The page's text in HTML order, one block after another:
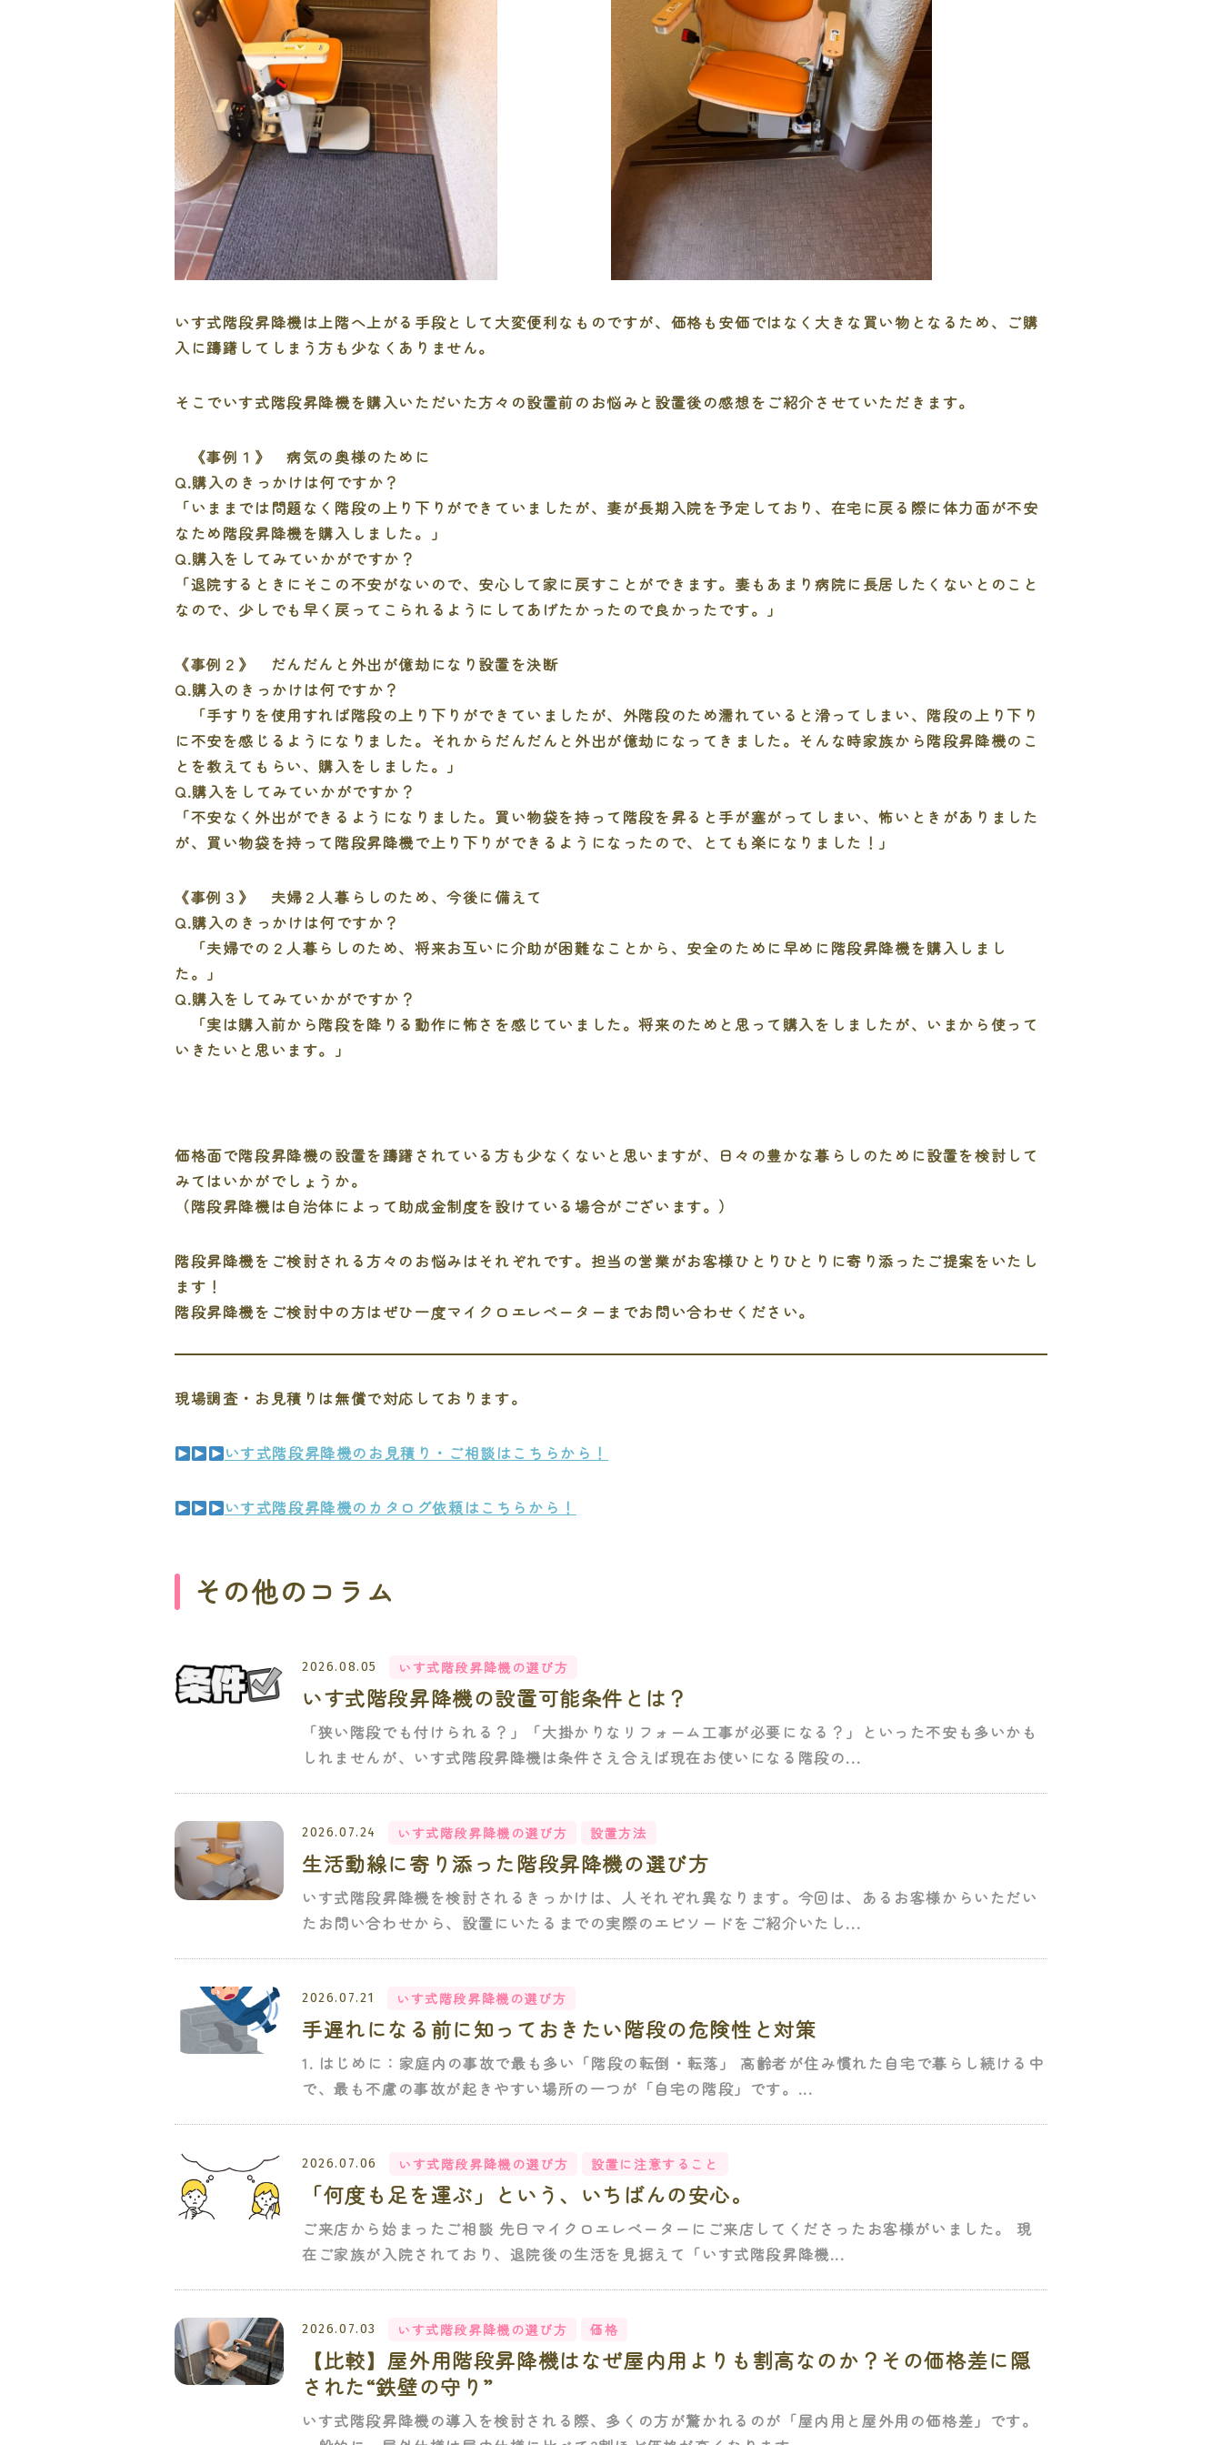
いす式階段昇降機は上階へ上がる手段として大変便利なものですが、価格も安価ではなく大きな買い物となるため、ご購
入に躊躇してしまう方も少なくありません。
そこでいす式階段昇降機を購入いただいた方々の設置前のお悩みと設置後の感想をご紹介させていただきます。
《事例１》 病気の奥様のために
Q.購入のきっかけは何ですか？
「いままでは問題なく階段の上り下りができていましたが、妻が長期入院を予定しており、在宅に戻る際に体力面が不安
なため階段昇降機を購入しました。」
Q.購入をしてみていかがですか？
「退院するときにそこの不安がないので、安心して家に戻すことができます。妻もあまり病院に長居したくないとのこと
なので、少しでも早く戻ってこられるようにしてあげたかったので良かったです。」
《事例２》 だんだんと外出が億劫になり設置を決断
Q.購入のきっかけは何ですか？
「手すりを使用すれば階段の上り下りができていましたが、外階段のため濡れていると滑ってしまい、階段の上り下り
に不安を感じるようになりました。それからだんだんと外出が億劫になってきました。そんな時家族から階段昇降機のこ
とを教えてもらい、購入をしました。」
Q.購入をしてみていかがですか？
「不安なく外出ができるようになりました。買い物袋を持って階段を昇ると手が塞がってしまい、怖いときがありました
が、買い物袋を持って階段昇降機で上り下りができるようになったので、とても楽になりました！」
《事例３》 夫婦２人暮らしのため、今後に備えて
Q.購入のきっかけは何ですか？
「夫婦での２人暮らしのため、将来お互いに介助が困難なことから、安全のために早めに階段昇降機を購入しまし
た。」
Q.購入をしてみていかがですか？
「実は購入前から階段を降りる動作に怖さを感じていました。将来のためと思って購入をしましたが、いまから使って
いきたいと思います。」
価格面で階段昇降機の設置を躊躇されている方も少なくないと思いますが、日々の豊かな暮らしのために設置を検討して
みてはいかがでしょうか。
（階段昇降機は自治体によって助成金制度を設けている場合がございます。）
階段昇降機をご検討される方々のお悩みはそれぞれです。担当の営業がお客様ひとりひとりに寄り添ったご提案をいたし
ます！
階段昇降機をご検討中の方はぜひ一度マイクロエレベーターまでお問い合わせください。
現場調査・お見積りは無償で対応しております。
いす式階段昇降機のお見積り・ご相談はこちらから！
いす式階段昇降機のカタログ依頼はこちらから！
その他のコラム
2026.08.05 いす式階段昇降機の選び方
いす式階段昇降機の設置可能条件とは？
「狭い階段でも付けられる？」「大掛かりなリフォーム工事が必要になる？」といった不安も多いかも
しれませんが、いす式階段昇降機は条件さえ合えば現在お使いになる階段の...
2026.07.24 いす式階段昇降機の選び方 設置方法
生活動線に寄り添った階段昇降機の選び方
いす式階段昇降機を検討されるきっかけは、人それぞれ異なります。今回は、あるお客様からいただい
たお問い合わせから、設置にいたるまでの実際のエピソードをご紹介いたし...
2026.07.21 いす式階段昇降機の選び方
手遅れになる前に知っておきたい階段の危険性と対策
1. はじめに：家庭内の事故で最も多い「階段の転倒・転落」 高齢者が住み慣れた自宅で暮らし続ける中
で、最も不慮の事故が起きやすい場所の一つが「自宅の階段」です。...
2026.07.06 いす式階段昇降機の選び方 設置に注意すること
「何度も足を運ぶ」という、いちばんの安心。
ご来店から始まったご相談 先日マイクロエレベーターにご来店してくださったお客様がいました。 現
在ご家族が入院されており、退院後の生活を見据えて「いす式階段昇降機...
2026.07.03 いす式階段昇降機の選び方 価格
【比較】屋外用階段昇降機はなぜ屋内用よりも割高なのか？その価格差に隠
された“鉄壁の守り”
いす式階段昇降機の導入を検討される際、多くの方が驚かれるのが「屋内用と屋外用の価格差」です。